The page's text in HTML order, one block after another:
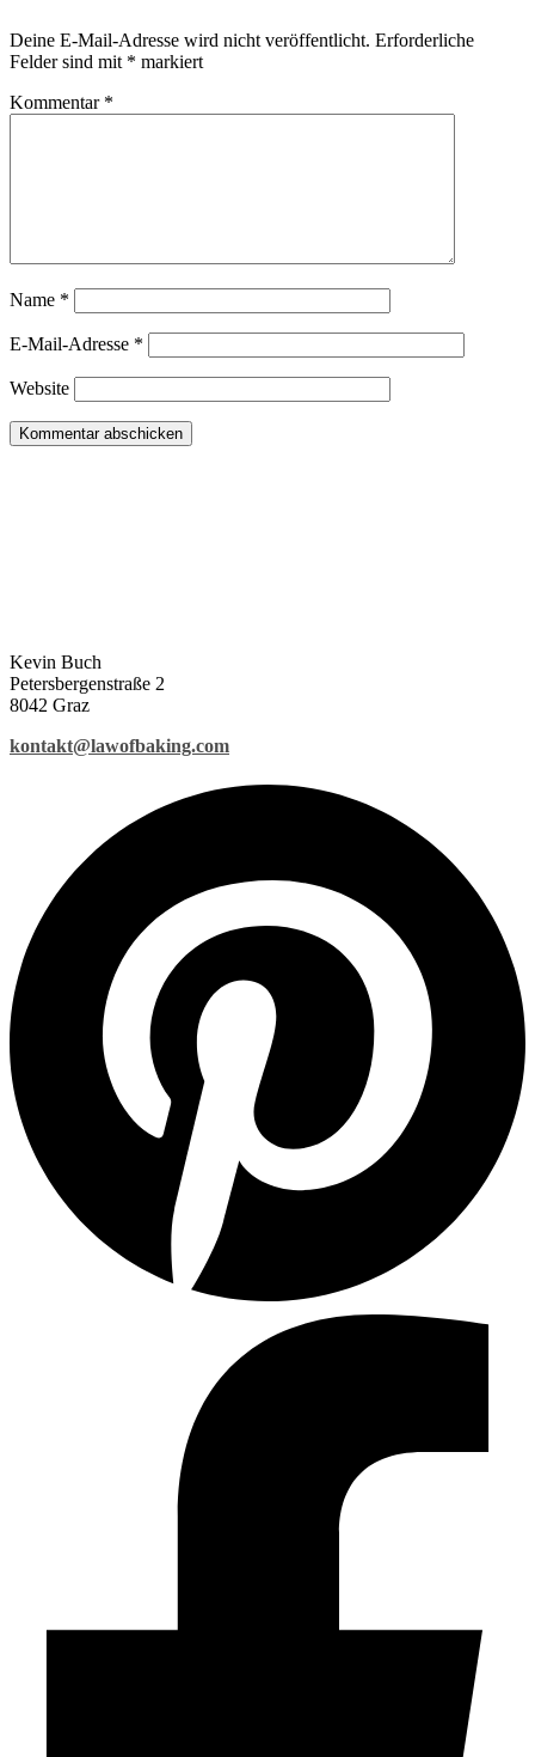
Deine E-Mail-Adresse wird nicht veröffentlicht. Erforderliche
Felder sind mit * markiert
Kommentar *
Name *
E-Mail-Adresse *
Website
Kevin Buch
Petersbergenstraße 2
8042 Graz
kontakt@lawofbaking.com